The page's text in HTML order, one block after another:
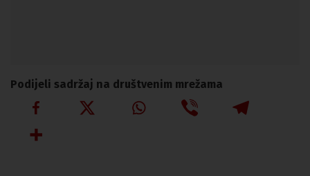
Podijeli sadržaj na društvenim mrežama